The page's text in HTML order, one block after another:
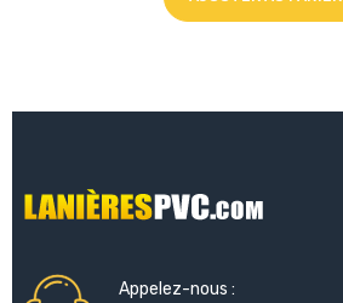
Appelez-nous :